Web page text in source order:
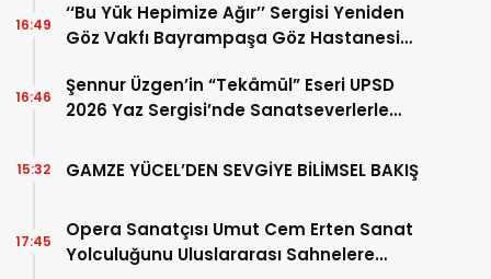
‘‘Bu Yük Hepimize Ağır’’ Sergisi Yeniden
Göz Vakfı Bayrampaşa Göz Hastanesi
16:49
Şennur Üzgen’in “Tekâmül” Eseri UPSD
2026 Yaz Sergisi’nde Sanatseverlerle
16:46
GAMZE YÜCEL’DEN SEVGİYE BİLİMSEL BAKIŞ
15:32
Opera Sanatçısı Umut Cem Erten Sanat
Yolculuğunu Uluslararası Sahnelere
17:45